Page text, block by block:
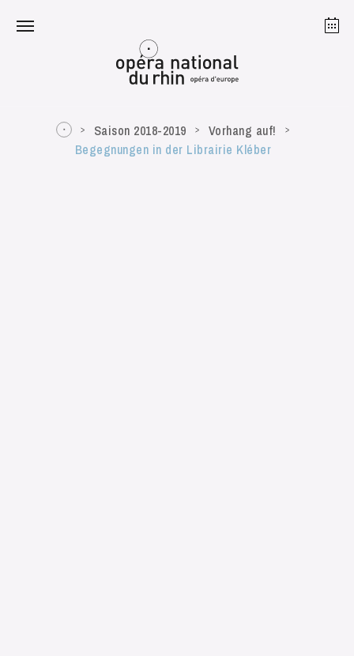
Straßburg
Saison 2018-2019
Vorhang auf!
Begegnungen in der Librairie Kléber